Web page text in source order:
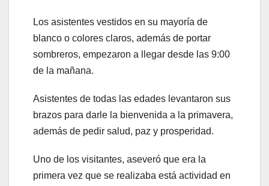
Los asistentes vestidos en su mayoría de
blanco o colores claros, además de portar
sombreros, empezaron a llegar desde las 9:00
de la mañana.
Asistentes de todas las edades levantaron sus
brazos para darle la bienvenida a la primavera,
además de pedir salud, paz y prosperidad.
Uno de los visitantes, aseveró que era la
primera vez que se realizaba está actividad en